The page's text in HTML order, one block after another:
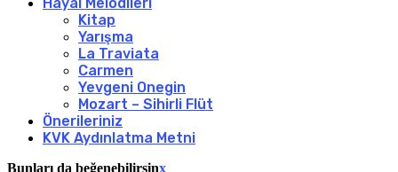
Hayal Melodileri
Kitap
Yarışma
La Traviata
Carmen
Yevgeni Onegin
Mozart – Sihirli Flüt
Önerileriniz
KVK Aydınlatma Metni
Bunları da beğenebilirsinx